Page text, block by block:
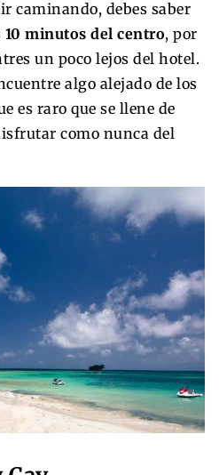
caminando, debes saber
10 minutos del centro, por
un poco lejos del hotel.
algo alejado de los
es raro que se llene de
como nunca del